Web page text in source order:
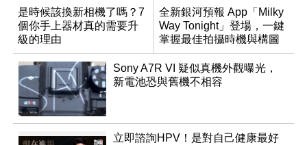
是時候該換新相機了嗎？7
個你手上器材真的需要升
級的理由
全新銀河預報 App「Milky
Way Tonight」登場，一鍵
掌握最佳拍攝時機與構圖
Sony A7R VI 疑似真機外觀曝光，
新電池恐與舊機不相容
立即諮詢HPV！是對自己健康最好